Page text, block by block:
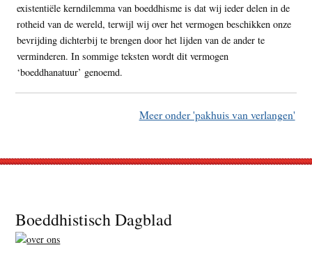
existentiële kerndilemma van boeddhisme is dat wij ieder delen in de
rotheid van de wereld, terwijl wij over het vermogen beschikken onze
bevrijding dichterbij te brengen door het lijden van de ander te
verminderen. In sommige teksten wordt dit vermogen
‘boeddhanatuur’ genoemd.
Meer onder 'pakhuis van verlangen'
Footer
Boeddhistisch Dagblad